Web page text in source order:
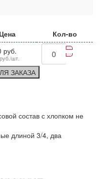
Цена
Кол-во
руб.
шт.
ЗАКАЗА
состав с хлопком не
длиной 3/4, два